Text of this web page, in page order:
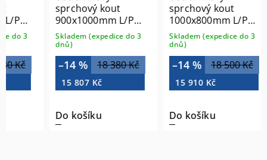
3
Kč
sprchový kout
900x1000mm L/P
varianta
ZL1290ZL3210
Skladem (expedice do 3
dnů)
18 380 Kč
–14 %
15 807 Kč
Do košíku
sprchový kout
1000x800mm L/P
varianta
ZL1310ZL3280
Skladem (expedice do 3
dnů)
18 500 Kč
–14 %
15 910 Kč
Do košíku